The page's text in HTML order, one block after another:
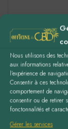
Nous utilisons des
aux informations
l’expérience de
Consentir à ces
comportement de
consentir ou de retirer
fonctonnalités et
Gérer les services